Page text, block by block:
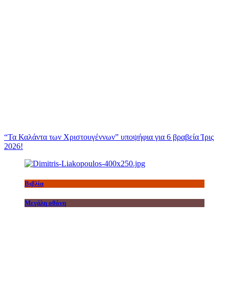
“Τα Καλάντα των Χριστουγέννων” υποψήφια για 6 βραβεία Ίρις
2026!
Βιβλία
Μεγάλη οθόνη